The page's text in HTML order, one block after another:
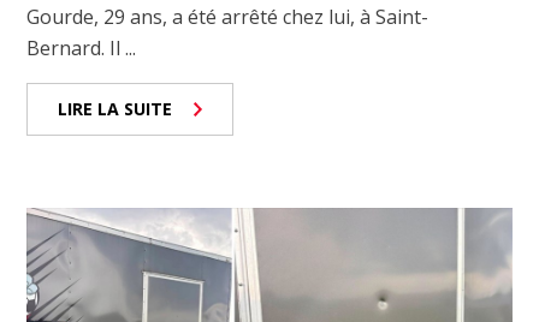
Gourde, 29 ans, a été arrêté chez lui, à Saint-
Bernard. Il ...
LIRE LA SUITE